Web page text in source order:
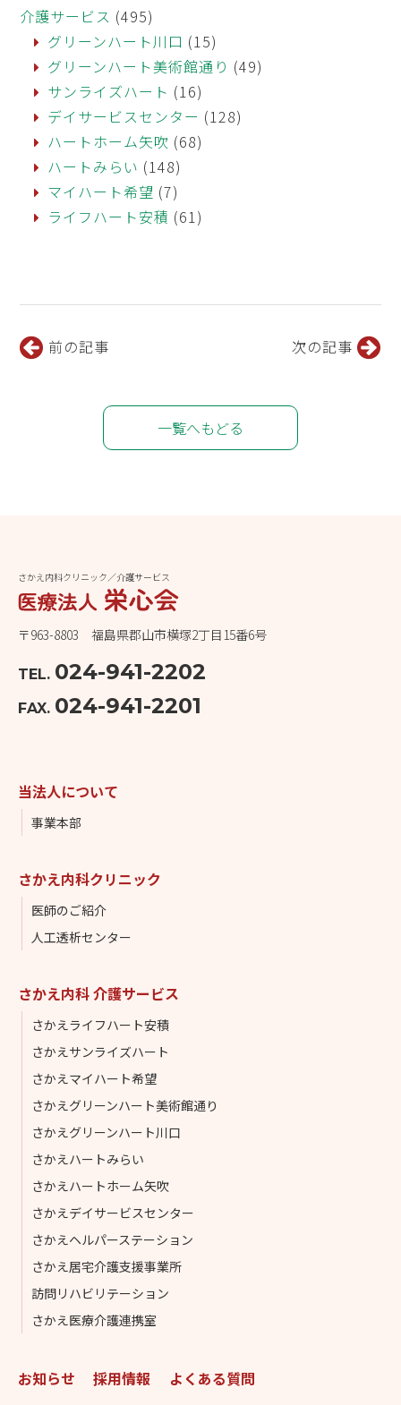
介護サービス (495)
グリーンハート川口 (15)
グリーンハート美術館通り (49)
サンライズハート (16)
デイサービスセンター (128)
ハートホーム矢吹 (68)
ハートみらい (148)
マイハート希望 (7)
ライフハート安積 (61)
前の記事 次の記事
一覧へもどる
さかえ内科クリニック／介護サービス
〒963-8803 福島県郡山市横塚2丁目15番6号
TEL. 024-941-2202
FAX. 024-941-2201
当法人について
事業本部
さかえ内科クリニック
医師のご紹介
人工透析センター
さかえ内科 介護サービス
さかえライフハート安積
さかえサンライズハート
さかえマイハート希望
さかえグリーンハート美術館通り
さかえグリーンハート川口
さかえハートみらい
さかえハートホーム矢吹
さかえデイサービスセンター
さかえヘルパーステーション
さかえ居宅介護支援事業所
訪問リハビリテーション
さかえ医療介護連携室
お知らせ 採用情報 よくある質問